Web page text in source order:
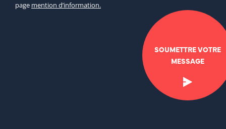
page mention d’information.
SOUMETTRE VOTRE
MESSAGE